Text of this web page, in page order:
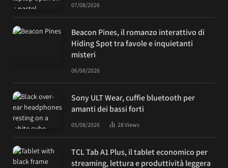
07/08/2026
Beacon Pines, il romanzo interattivo di
Hiding Spot tra favole e inquietanti
misteri
06/08/2026
Sony ULT Wear, cuffie bluetooth per
amanti dei bassi forti
05/08/2026 28Views
TCL Tab A1 Plus, il tablet economico per
streaming, lettura e produttività leggera